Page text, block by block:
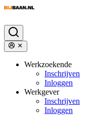
Werkzoekende
Inschrijven
Inloggen
Werkgever
Inschrijven
Inloggen